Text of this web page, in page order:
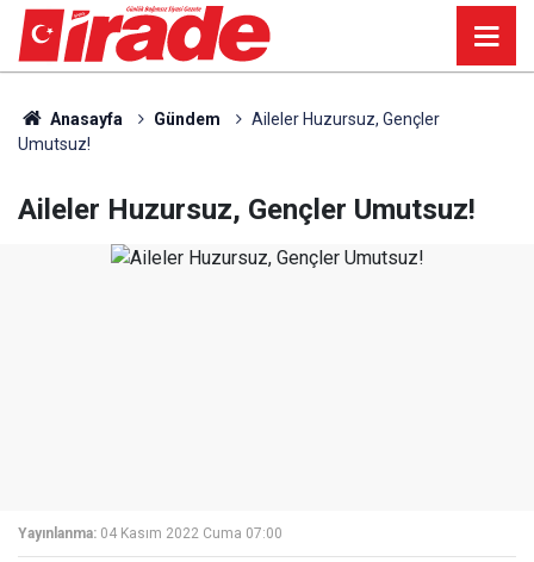
Anasayfa Gündem
Aileler Huzursuz, Gençler
Umutsuz!
Aileler Huzursuz, Gençler Umutsuz!
Yayınlanma: 04 Kasım 2022 Cuma 07:00